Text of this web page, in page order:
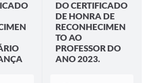
DO CERTIFICADO
DE HONRA DE
RECONHECIMEN
TO AO
PROFESSOR DO
ANO 2023.